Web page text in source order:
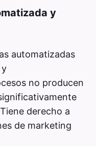
y
automatizadas
no producen
derecho a
de marketing